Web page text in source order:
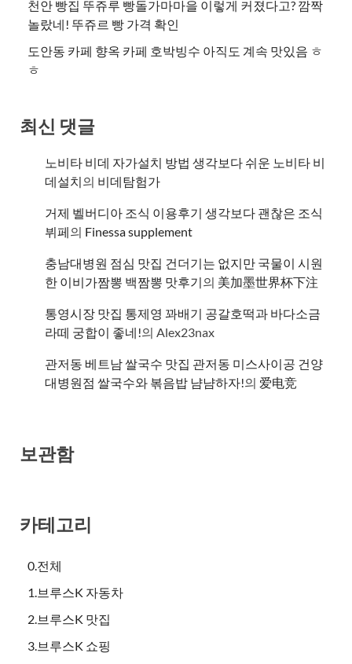
천안 빵집 뚜쥬루 빵돌가마마을 이렇게 커졌다고? 깜짝
놀랐네! 뚜쥬르 빵 가격 확인
도안동 카페 향옥 카페 호박빙수 아직도 계속 맛있음 ㅎ
ㅎ
최신 댓글
노비타 비데 자가설치 방법 생각보다 쉬운 노비타 비
데설치의 비데탐험가
거제 벨버디아 조식 이용후기 생각보다 괜찮은 조식
뷔페의 ​Finessa supplement
충남대병원 점심 맛집 건더기는 없지만 국물이 시원
한 이비가짬뽕 백짬뽕 맛후기의 美加墨世界杯下注
통영시장 맛집 통제영 꽈배기 공갈호떡과 바다소금
라떼 궁합이 좋네!의 Alex23nax
관저동 베트남 쌀국수 맛집 관저동 미스사이공 건양
대병원점 쌀국수와 볶음밥 냠냠하자!의 爱电竞
보관함
카테고리
0.전체
1.브루스K 자동차
2.브루스K 맛집
3.브루스K 쇼핑